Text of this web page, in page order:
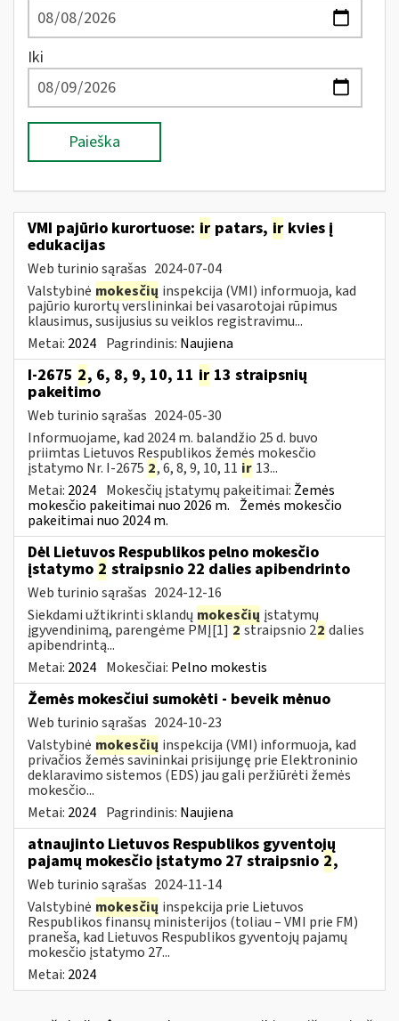
Iki
Paieška
VMI pajūrio kurortuose: ir patars, ir kvies į
edukacijas
Web turinio sąrašas 2024-07-04
Valstybinė mokesčių inspekcija (VMI) informuoja, kad
pajūrio kurortų verslininkai bei vasarotojai rūpimus
klausimus, susijusius su veiklos registravimu...
Metai: 2024 Pagrindinis: Naujiena
I-2675 2, 6, 8, 9, 10, 11 ir 13 straipsnių
pakeitimo
Web turinio sąrašas 2024-05-30
Informuojame, kad 2024 m. balandžio 25 d. buvo
priimtas Lietuvos Respublikos žemės mokesčio
įstatymo Nr. I-2675 2, 6, 8, 9, 10, 11 ir 13...
Metai: 2024 Mokesčių įstatymų pakeitimai: Žemės
mokesčio pakeitimai nuo 2026 m. Žemės mokesčio
pakeitimai nuo 2024 m.
Dėl Lietuvos Respublikos pelno mokesčio
įstatymo 2 straipsnio 22 dalies apibendrinto
Web turinio sąrašas 2024-12-16
Siekdami užtikrinti sklandų mokesčių įstatymų
įgyvendinimą, parengėme PMĮ[1]2straipsnio 22 dalies
apibendrintą...
Metai: 2024 Mokesčiai: Pelno mokestis
Žemės mokesčiui sumokėti - beveik mėnuo
Web turinio sąrašas 2024-10-23
Valstybinė mokesčių inspekcija (VMI) informuoja, kad
privačios žemės savininkai prisijungę prie Elektroninio
deklaravimo sistemos (EDS) jau gali peržiūrėti žemės
mokesčio...
Metai: 2024 Pagrindinis: Naujiena
atnaujinto Lietuvos Respublikos gyventojų
pajamų mokesčio įstatymo 27 straipsnio 2,
Web turinio sąrašas 2024-11-14
Valstybinė mokesčių inspekcija prie Lietuvos
Respublikos finansų ministerijos (toliau – VMI prie FM)
praneša, kad Lietuvos Respublikos gyventojų pajamų
mokesčio įstatymo 27...
Metai: 2024